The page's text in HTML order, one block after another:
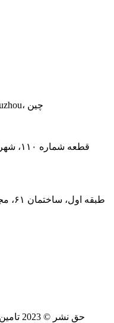
Xinsheng Plaza، Hubei Road، Xuzhou، چین
قطعه
طبقه
حق نشر © 2023 تامین‌کنندگان/تولیدکنندگان مواد سیم و کابل